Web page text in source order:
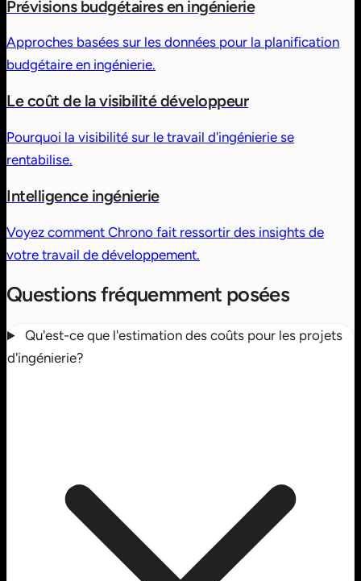
Prévisions budgétaires en ingénierie
Approches basées sur les données pour la planification
budgétaire en ingénierie.
Le coût de la visibilité développeur
Pourquoi la visibilité sur le travail d'ingénierie se
rentabilise.
Intelligence ingénierie
Voyez comment Chrono fait ressortir des insights de
votre travail de développement.
Questions fréquemment posées
Qu'est-ce que l'estimation des coûts pour les projets
d'ingénierie?